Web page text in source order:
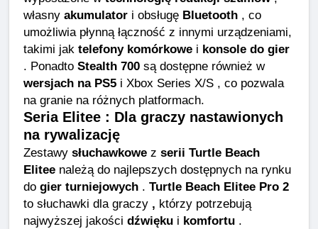
własny akumulator i obsługę Bluetooth , co
umożliwia płynną łączność z innymi urządzeniami,
takimi jak telefony komórkowe i konsole do gier
. Ponadto Stealth 700 są dostępne również w
wersjach na PS5 i Xbox Series X/S , co pozwala
na granie na różnych platformach.
Seria Elitee : Dla graczy nastawionych
na rywalizację
Zestawy słuchawkowe z serii Turtle Beach
Elitee należą do najlepszych dostępnych na rynku
do gier turniejowych . Turtle Beach Elitee Pro 2
to słuchawki dla graczy , którzy potrzebują
najwyższej jakości dźwięku i komfortu .